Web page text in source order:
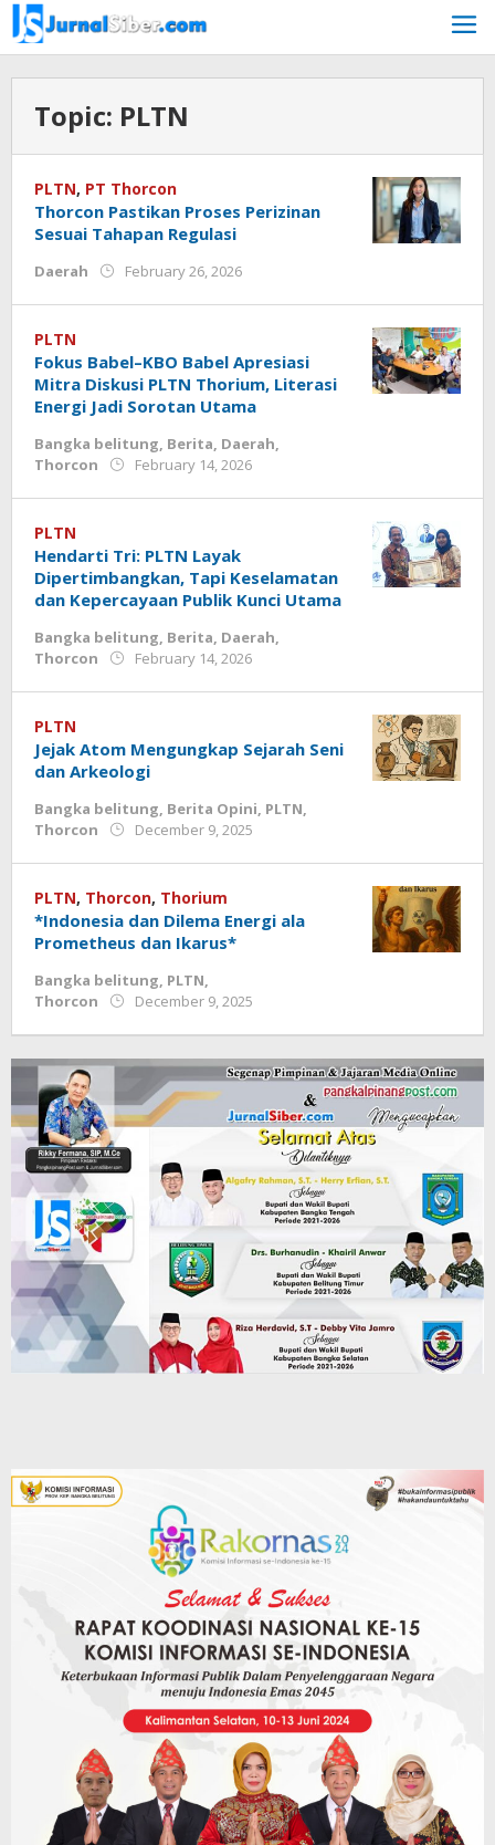
Skip
to
content
Topic: PLTN
PLTN, PT Thorcon
Thorcon Pastikan Proses Perizinan
Sesuai Tahapan Regulasi
Daerah February 26, 2026
PLTN
Fokus Babel–KBO Babel Apresiasi
Mitra Diskusi PLTN Thorium, Literasi
Energi Jadi Sorotan Utama
Bangka belitung, Berita, Daerah,
Thorcon
February 14, 2026
PLTN
Hendarti Tri: PLTN Layak
Dipertimbangkan, Tapi Keselamatan
dan Kepercayaan Publik Kunci Utama
Bangka belitung, Berita, Daerah,
Thorcon
February 14, 2026
PLTN
Jejak Atom Mengungkap Sejarah Seni
dan Arkeologi
Bangka belitung, Berita Opini, PLTN,
Thorcon
December 9, 2025
PLTN, Thorcon, Thorium
*Indonesia dan Dilema Energi ala
Prometheus dan Ikarus*
Bangka belitung, PLTN,
Thorcon
December 9, 2025
herwindo